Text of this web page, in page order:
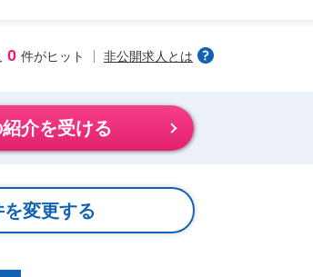
0 件がヒット 非公開求人とは
介を受ける
変更する